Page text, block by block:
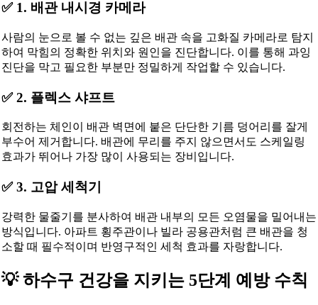
✅ 1. 배관 내시경 카메라
사람의 눈으로 볼 수 없는 깊은 배관 속을 고화질 카메라로 탐지
하여 막힘의 정확한 위치와 원인을 진단합니다. 이를 통해 과잉
진단을 막고 필요한 부분만 정밀하게 작업할 수 있습니다.
✅ 2. 플렉스 샤프트
회전하는 체인이 배관 벽면에 붙은 단단한 기름 덩어리를 잘게
부수어 제거합니다. 배관에 무리를 주지 않으면서도 스케일링
효과가 뛰어나 가장 많이 사용되는 장비입니다.
✅ 3. 고압 세척기
강력한 물줄기를 분사하여 배관 내부의 모든 오염물을 밀어내는
방식입니다. 아파트 횡주관이나 빌라 공용관처럼 큰 배관을 청
소할 때 필수적이며 반영구적인 세척 효과를 자랑합니다.
💡 하수구 건강을 지키는 5단계 예방 수칙